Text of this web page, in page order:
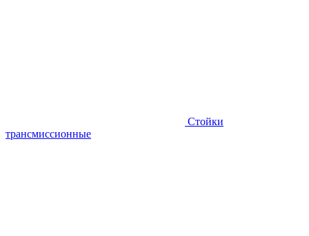
Стойки
трансмиссионные